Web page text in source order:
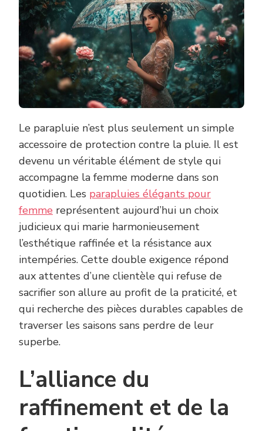
Le parapluie n’est plus seulement un simple
accessoire de protection contre la pluie. Il est
devenu un véritable élément de style qui
accompagne la femme moderne dans son
quotidien. Les parapluies élégants pour
femme représentent aujourd’hui un choix
judicieux qui marie harmonieusement
l’esthétique raffinée et la résistance aux
intempéries. Cette double exigence répond
aux attentes d’une clientèle qui refuse de
sacrifier son allure au profit de la praticité, et
qui recherche des pièces durables capables de
traverser les saisons sans perdre de leur
superbe.
L’alliance du
raffinement et de la